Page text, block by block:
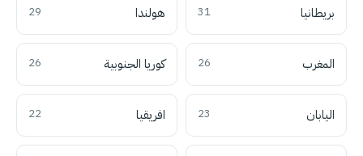
بريطانيا 31 هولندا 29
المغرب 26 كوريا الجنوبية 26
اليابان 23 افريقيا 22